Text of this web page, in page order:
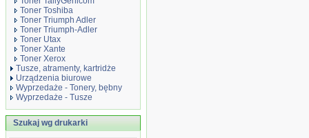
Toner Toshiba
Toner Triumph Adler
Toner Triumph-Adler
Toner Utax
Toner Xante
Toner Xerox
Tusze, atramenty, kartridże
Urządzenia biurowe
Wyprzedaże - Tonery, bębny
Wyprzedaże - Tusze
Szukaj wg drukarki